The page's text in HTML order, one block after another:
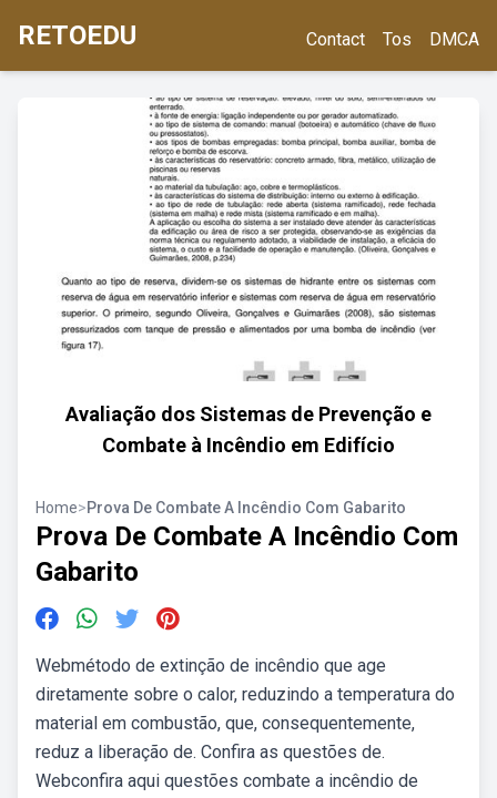
RETOEDU Contact Tos DMCA
Avaliação dos Sistemas de Prevenção e
Combate à Incêndio em Edifício
Home>Prova De Combate A Incêndio Com Gabarito
Prova De Combate A Incêndio Com
Gabarito
Webmétodo de extinção de incêndio que age
diretamente sobre o calor, reduzindo a temperatura do
material em combustão, que, consequentemente,
reduz a liberação de. Confira as questões de.
Webconfira aqui questões combate a incêndio de